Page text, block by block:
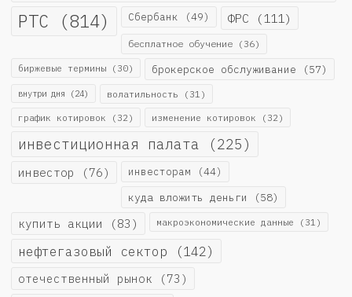
РТС (814) Сбербанк (49) ФРС (111)
бесплатное обучение (36)
биржевые термины (30) брокерское обслуживание (57)
внутри дня (24) волатильность (31)
график котировок (32) изменение котировок (32)
инвестиционная палата (225)
инвестор (76) инвесторам (44)
куда вложить деньги (58)
купить акции (83) макроэкономические данные (31)
нефтегазовый сектор (142)
отечественный рынок (73)